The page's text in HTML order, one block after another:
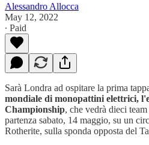
Alessandro Allocca
May 12, 2022
∙ Paid
Sarà Londra ad ospitare la prima
mondiale di monopattini elettrici,
Championship, che vedrà dieci
partenza sabato, 14 maggio, su un
Rotherite, sulla sponda opposta del